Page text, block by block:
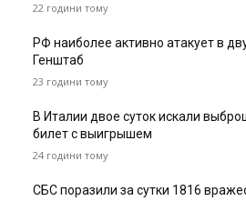
22 години тому
РФ наиболее активно атакует в
Генштаб
23 години тому
В Италии двое суток искали
билет с выигрышем
24 години тому
СБС поразили за сутки 1816